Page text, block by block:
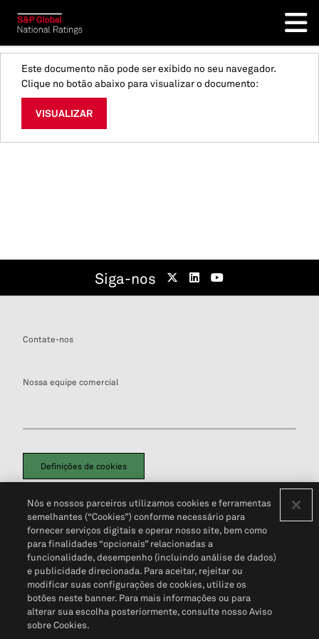
Este documento não pode ser exibido no seu navegador.
Clique no botão abaixo para visualizar o documento:
VISUALIZAR
Siga-nos
Contate-nos
Nossa equipe comercial
Definições de cookies
Política de PrivacidadePortal de privacidade do cliente (em inglês)
Não Venda Minhas Informações Pessoais© 2026 S&P Global
Nós e nossos parceiros utilizamos cookies e ferramentas
semelhantes (“Cookies”) conforme necessário para
fornecer serviços digitais e operar nosso site, bem como
para finalidades “opcionais” relacionadas a
funcionalidade, desempenho (incluindo análise de dados)
e publicidade direcionada. Para aceitar, rejeitar ou
modificar suas configurações de cookies, utilize os
botões neste banner. Para mais informações ou para
alterar sua escolha posteriormente, consulte nosso Aviso
sobre Cookies.